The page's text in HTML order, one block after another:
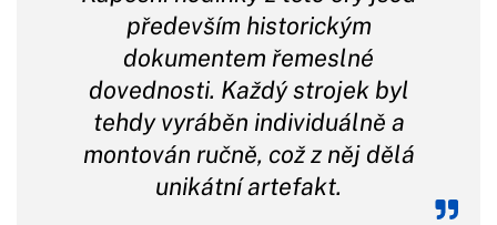
především historickým
dokumentem řemeslné
dovednosti. Každý strojek byl
tehdy vyráběn individuálně a
montován ručně, což z něj dělá
unikátní artefakt.